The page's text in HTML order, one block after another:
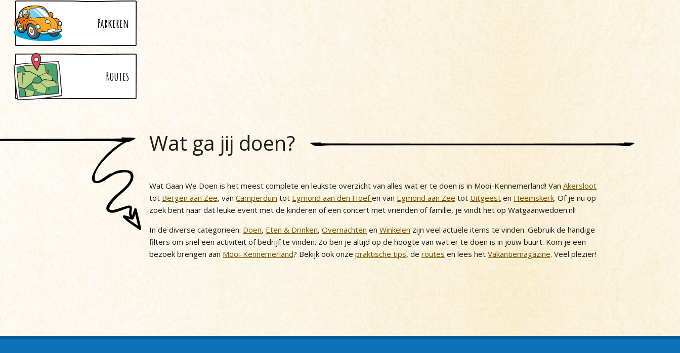
Parkeren
Routes
Wat ga jij doen?
Wat Gaan We Doen is het meest complete en leukste overzicht van alles wat er te doen is in Mooi-Kennemerland! Van Akersloot
tot Bergen aan Zee, van Camperduin tot Egmond aan den Hoefen van Egmond aan Zee tot Uitgeest en Heemskerk. Of je nu op
zoek bent naar dat leuke event met de kinderen of een concert met vrienden of familie, je vindt het op Watgaanwedoen.nl!
In de diverse categorieën: Doen, Eten & Drinken, Overnachten en Winkelen zijn veel actuele items te vinden. Gebruik de handige
filters om snel een activiteit of bedrijf te vinden. Zo ben je altijd op de hoogte van wat er te doen is in jouw buurt. Kom je een
bezoek brengen aan Mooi-Kennemerland? Bekijk ook onze praktische tips, de routes en lees het Vakantiemagazine. Veel plezier!